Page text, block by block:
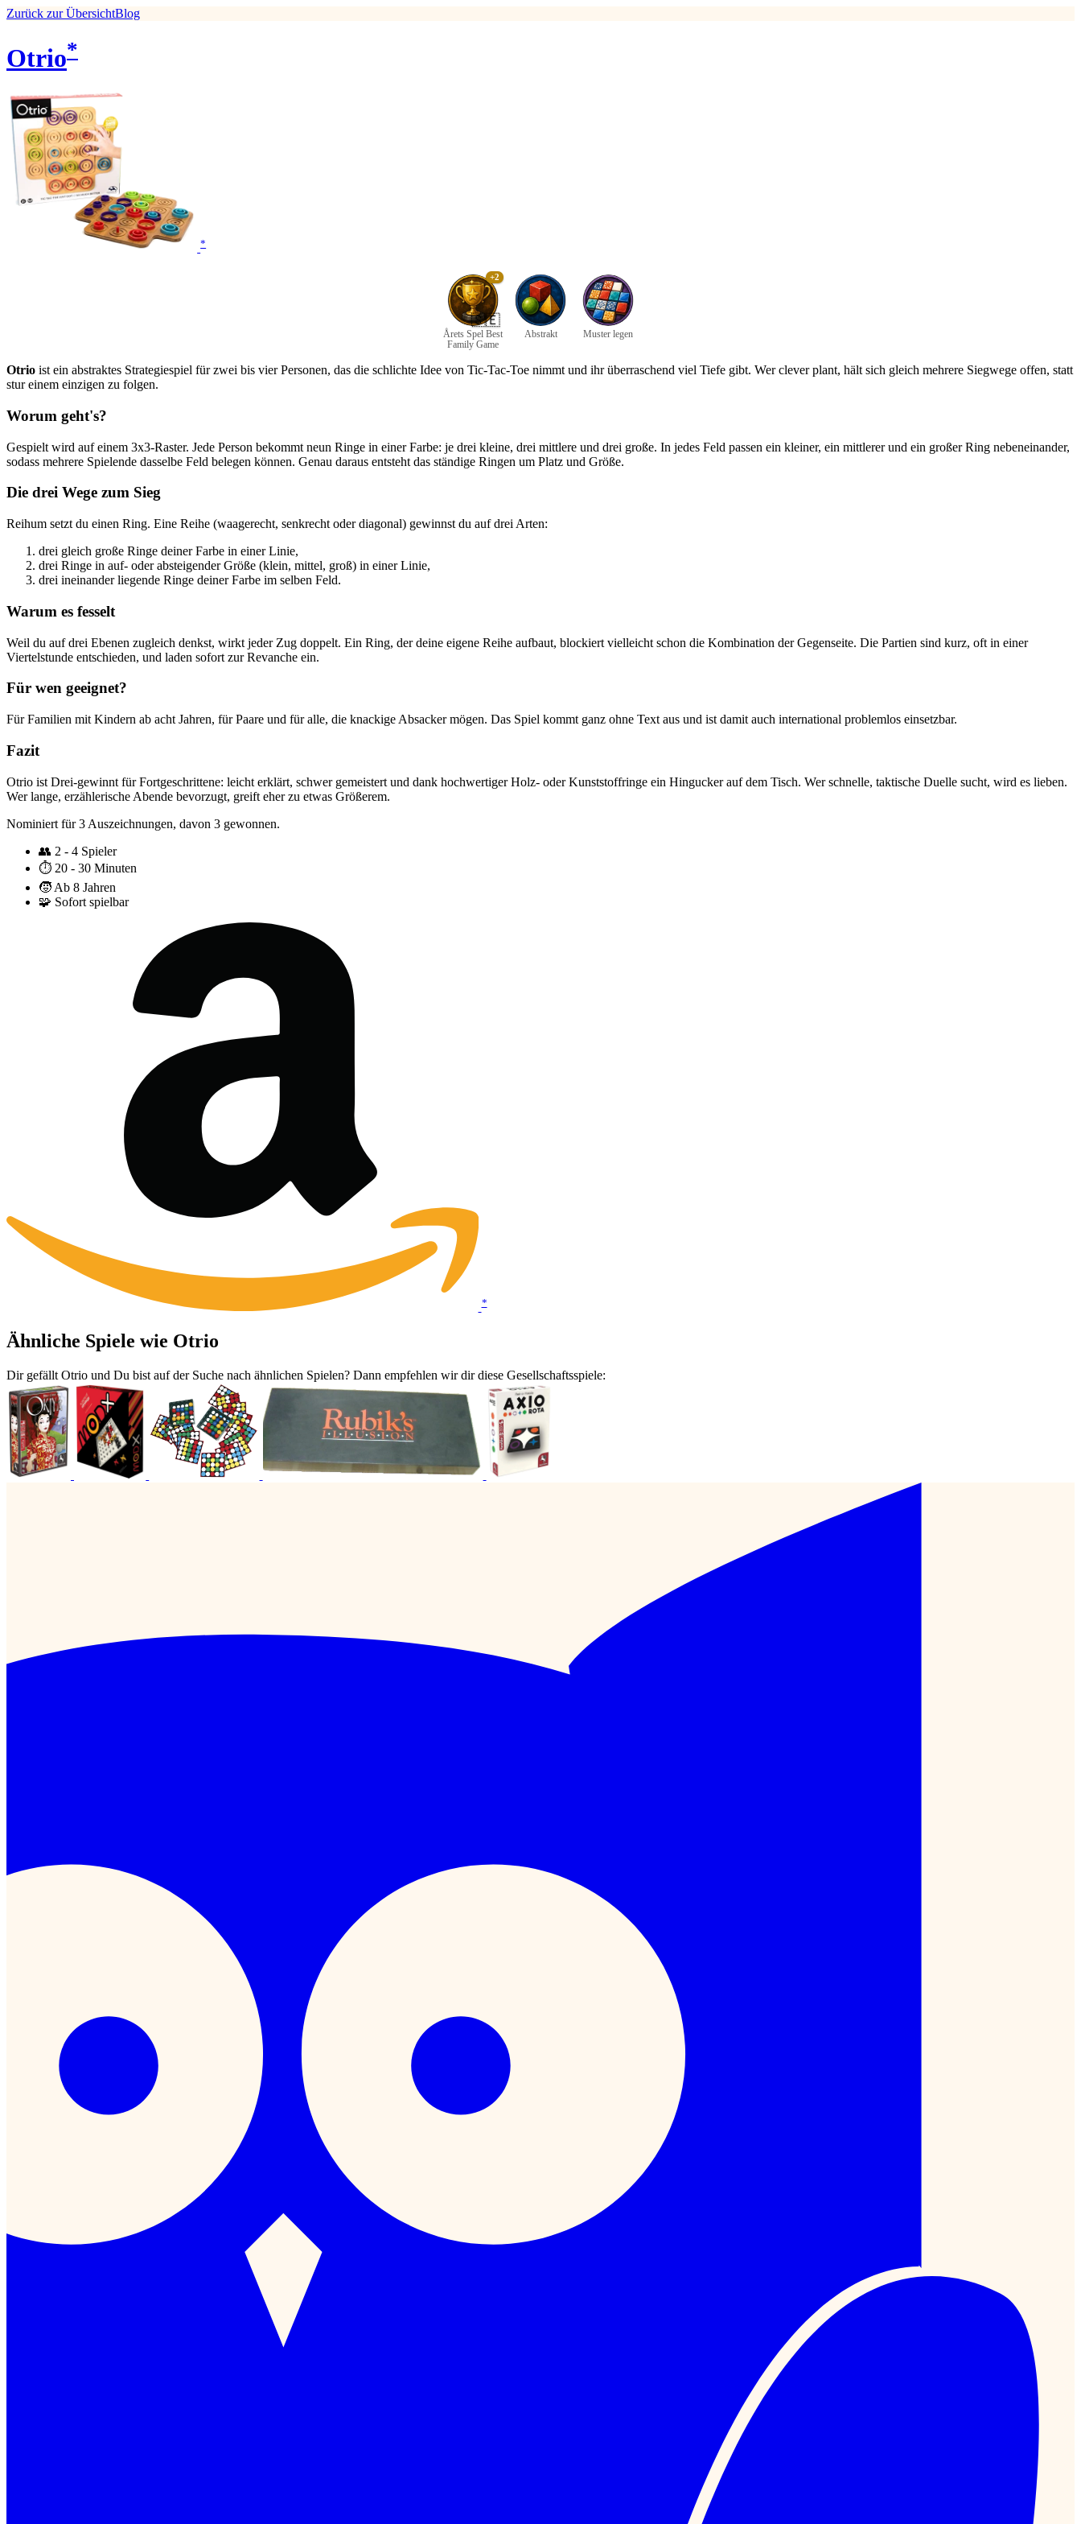
Zurück zur ÜbersichtBlog
Otrio*
*
🇸🇪
+2
Årets Spel Best
Family Game
Abstrakt Muster legen
Otrio ist ein abstraktes Strategiespiel für zwei bis vier Personen, das die schlichte Idee von Tic-Tac-Toe nimmt und ihr überraschend viel Tiefe gibt. Wer clever plant, hält sich gleich mehrere Siegwege offen, statt
stur einem einzigen zu folgen.
Worum geht's?
Gespielt wird auf einem 3x3-Raster. Jede Person bekommt neun Ringe in einer Farbe: je drei kleine, drei mittlere und drei große. In jedes Feld passen ein kleiner, ein mittlerer und ein großer Ring nebeneinander,
sodass mehrere Spielende dasselbe Feld belegen können. Genau daraus entsteht das ständige Ringen um Platz und Größe.
Die drei Wege zum Sieg
Reihum setzt du einen Ring. Eine Reihe (waagerecht, senkrecht oder diagonal) gewinnst du auf drei Arten:
drei gleich große Ringe deiner Farbe in einer Linie,
drei Ringe in auf- oder absteigender Größe (klein, mittel, groß) in einer Linie,
drei ineinander liegende Ringe deiner Farbe im selben Feld.
Warum es fesselt
Weil du auf drei Ebenen zugleich denkst, wirkt jeder Zug doppelt. Ein Ring, der deine eigene Reihe aufbaut, blockiert vielleicht schon die Kombination der Gegenseite. Die Partien sind kurz, oft in einer
Viertelstunde entschieden, und laden sofort zur Revanche ein.
Für wen geeignet?
Für Familien mit Kindern ab acht Jahren, für Paare und für alle, die knackige Absacker mögen. Das Spiel kommt ganz ohne Text aus und ist damit auch international problemlos einsetzbar.
Fazit
Otrio ist Drei-gewinnt für Fortgeschrittene: leicht erklärt, schwer gemeistert und dank hochwertiger Holz- oder Kunststoffringe ein Hingucker auf dem Tisch. Wer schnelle, taktische Duelle sucht, wird es lieben.
Wer lange, erzählerische Abende bevorzugt, greift eher zu etwas Größerem.
Nominiert für 3 Auszeichnungen, davon 3 gewonnen.
👥 2 - 4 Spieler
⏱️ 20 - 30 Minuten
🧒 Ab 8 Jahren
🧩 Sofort spielbar
*
Ähnliche Spiele wie Otrio
Dir gefällt Otrio und Du bist auf der Suche nach ähnlichen Spielen? Dann empfehlen wir dir diese Gesellschaftsspiele: